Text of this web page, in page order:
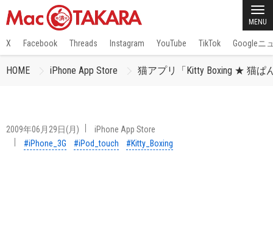
MENU
X Facebook Threads Instagram YouTube TikTok Googleニ
HOME iPhone App Store 猫アプリ「Kitty Boxing ★ 猫ぱ
2009年06月29日(月)
iPhone App Store
#iPhone_3G
#iPod_touch #Kitty_Boxing